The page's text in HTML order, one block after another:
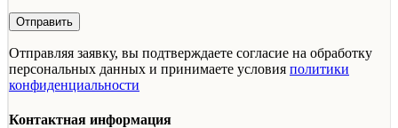
Отправляя заявку, вы подтверждаете согласие на обработку
персональных данных и принимаете условия политики
конфиденциальности
Контактная информация